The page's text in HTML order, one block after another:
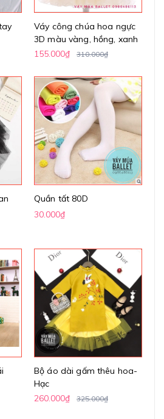
Váy công chúa hoa ngực
3D màu vàng, hồng, xanh
155.000₫
310.000₫
Quần tất 80D
30.000₫
Bộ áo dài gấm thêu hoa-
Hạc
260.000₫
325.000₫